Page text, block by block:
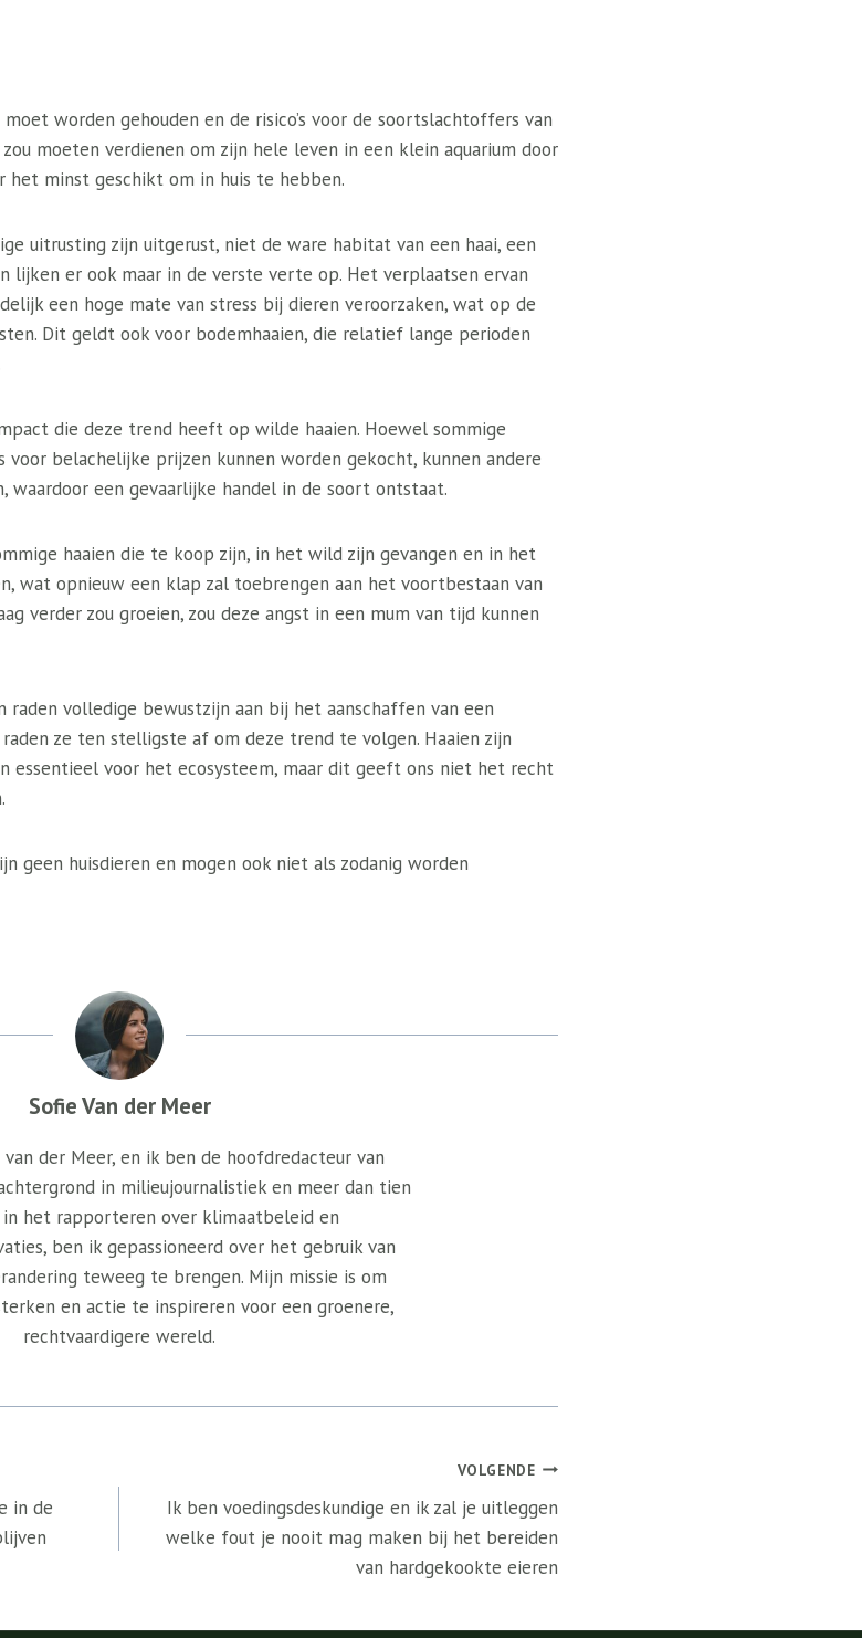
worden gehouden en de risico’s voor de soortslachtoffers van
moeten verdienen om zijn hele leven in een klein aquarium door
het minst geschikt om in huis te hebben.
uitrusting zijn uitgerust, niet de ware habitat van een haai, een
lijken er ook maar in de verste verte op. Het verplaatsen ervan
een hoge mate van stress bij dieren veroorzaken, wat op de
Dit geldt ook voor bodemhaaien, die relatief lange perioden
die deze trend heeft op wilde haaien. Hoewel sommige
belachelijke prijzen kunnen worden gekocht, kunnen andere
waardoor een gevaarlijke handel in de soort ontstaat.
haaien die te koop zijn, in het wild zijn gevangen en in het
wat opnieuw een klap zal toebrengen aan het voortbestaan ​​van
verder zou groeien, zou deze angst in een mum van tijd kunnen
raden volledige bewustzijn aan bij het aanschaffen van een
ze ten stelligste af om deze trend te volgen. Haaien zijn
essentieel voor het ecosysteem, maar dit geeft ons niet het recht
geen huisdieren en mogen ook niet als zodanig worden
Sofie Van der Meer
van der Meer, en ik ben de hoofdredacteur van
in milieujournalistiek en meer dan tien
in het rapporteren over klimaatbeleid en
ben ik gepassioneerd over het gebruik van
teweeg te brengen. Mijn missie is om
en actie te inspireren voor een groenere,
rechtvaardigere wereld.
in de
VOLGENDE
Ik ben voedingsdeskundige en ik zal je uitleggen
welke fout je nooit mag maken bij het bereiden
van hardgekookte eieren